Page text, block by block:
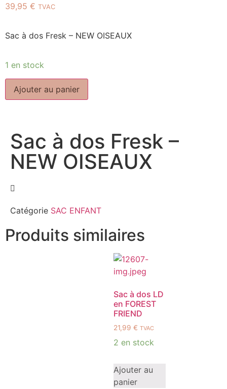
39,95 € TVAC
Sac à dos Fresk – NEW OISEAUX
1 en stock
Ajouter au panier
Sac à dos Fresk –
NEW OISEAUX
Catégorie SAC ENFANT
Produits similaires
Sac à dos LD
en FOREST
FRIEND
21,99 € TVAC
2 en stock
Ajouter au
panier